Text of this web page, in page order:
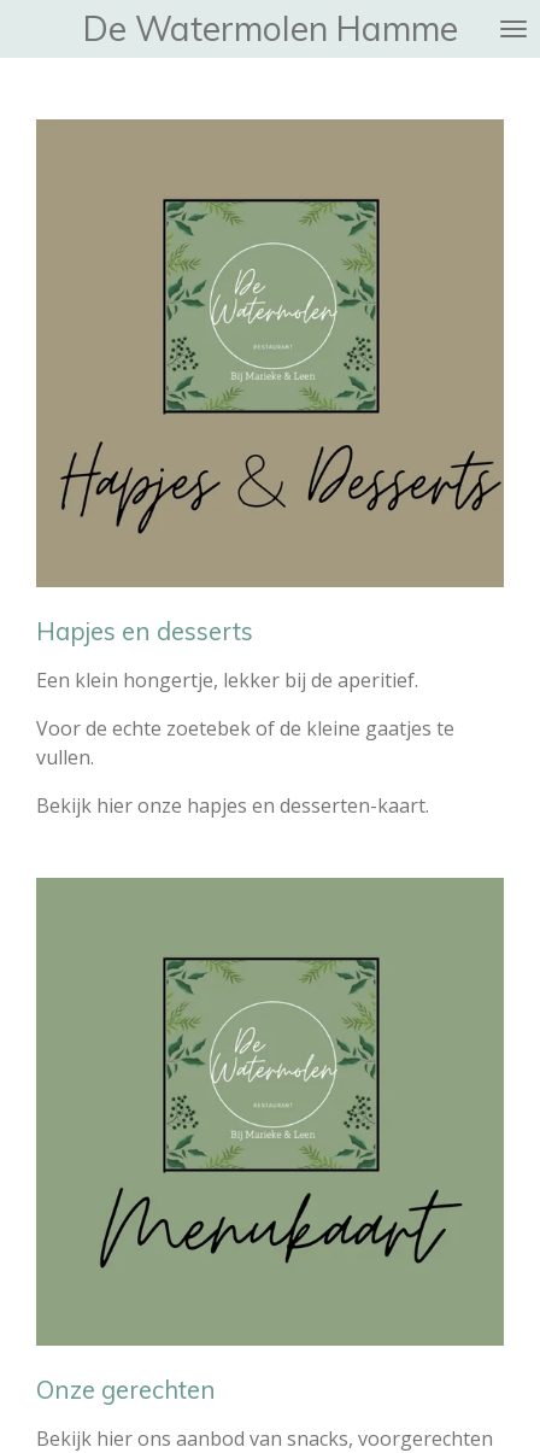
direct
De Watermolen Hamme
Hapjes en desserts
Een klein hongertje, lekker bij de aperitief.
Voor de echte zoetebek of de kleine gaatjes te
vullen.
Bekijk hier onze hapjes en desserten-kaart.
Onze gerechten
Bekijk hier ons aanbod van snacks, voorgerechten